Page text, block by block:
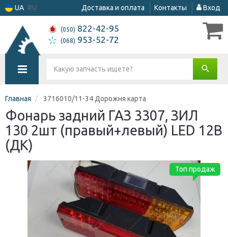
UA RU Доставка и оплата Контакты Вход
(050) 822-42-95
(068) 953-52-72
Главная 3716010/11-34 Дорожня карта
Фонарь задний ГАЗ 3307, ЗИЛ
130 2шт (правый+левый) LED 12В
(ДК)
Топ продаж